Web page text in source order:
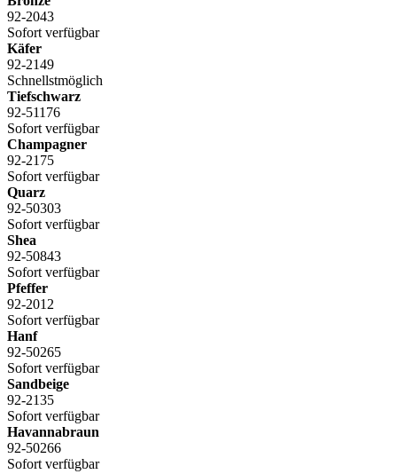
92-2043
Sofort verfügbar
Käfer
92-2149
Schnellstmöglich
Tiefschwarz
92-51176
Sofort verfügbar
Champagner
92-2175
Sofort verfügbar
Quarz
92-50303
Sofort verfügbar
Shea
92-50843
Sofort verfügbar
Pfeffer
92-2012
Sofort verfügbar
Hanf
92-50265
Sofort verfügbar
Sandbeige
92-2135
Sofort verfügbar
Havannabraun
92-50266
Sofort verfügbar